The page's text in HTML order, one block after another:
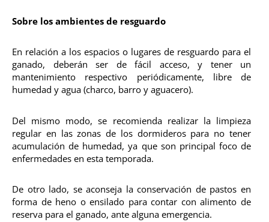
Sobre los ambientes de resguardo
En relación a los espacios o lugares de resguardo para el
ganado, deberán ser de fácil acceso, y tener un
mantenimiento respectivo periódicamente, libre de
humedad y agua (charco, barro y aguacero).
Del mismo modo, se recomienda realizar la limpieza
regular en las zonas de los dormideros para no tener
acumulación de humedad, ya que son principal foco de
enfermedades en esta temporada.
De otro lado, se aconseja la conservación de pastos en
forma de heno o ensilado para contar con alimento de
reserva para el ganado, ante alguna emergencia.